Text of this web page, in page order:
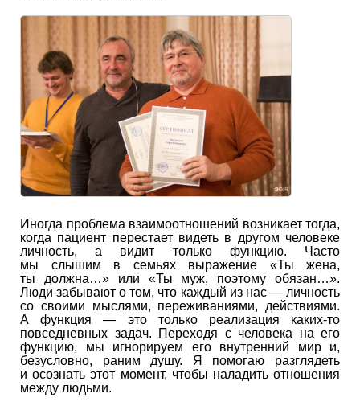
Иногда проблема взаимоотношений возникает тогда,
когда пациент перестает видеть в другом человеке
личность, а видит только функцию. Часто
мы слышим в семьях выражение «Ты жена,
ты должна…» или «Ты муж, поэтому обязан…».
Люди забывают о том, что каждый из нас — личность
со своими мыслями, переживаниями, действиями.
А функция — это только реализация каких-то
повседневных задач. Переходя с человека на его
функцию, мы игнорируем его внутренний мир и,
безусловно, раним душу. Я помогаю разглядеть
и осознать этот момент, чтобы наладить отношения
между людьми.